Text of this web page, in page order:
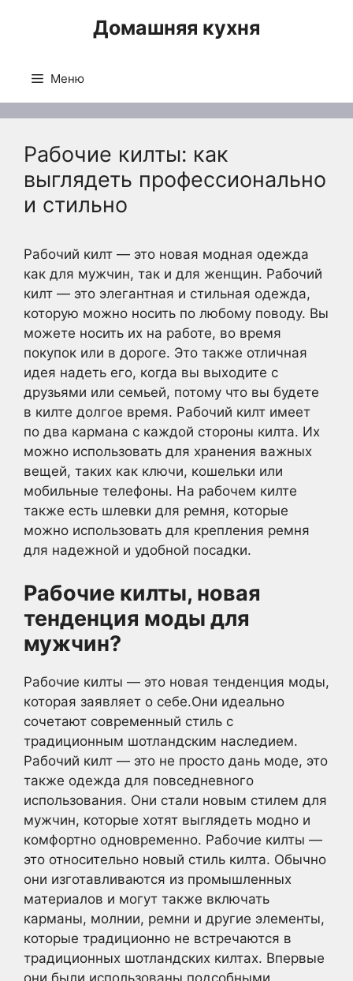
Домашняя кухня
Меню
Рабочие килты: как
выглядеть профессионально
и стильно
Рабочий килт — это новая модная одежда
как для мужчин, так и для женщин. Рабочий
килт — это элегантная и стильная одежда,
которую можно носить по любому поводу. Вы
можете носить их на работе, во время
покупок или в дороге. Это также отличная
идея надеть его, когда вы выходите с
друзьями или семьей, потому что вы будете
в килте долгое время. Рабочий килт имеет
по два кармана с каждой стороны килта. Их
можно использовать для хранения важных
вещей, таких как ключи, кошельки или
мобильные телефоны. На рабочем килте
также есть шлевки для ремня, которые
можно использовать для крепления ремня
для надежной и удобной посадки.
Рабочие килты, новая
тенденция моды для
мужчин?
Рабочие килты — это новая тенденция моды,
которая заявляет о себе.Они идеально
сочетают современный стиль с
традиционным шотландским наследием.
Рабочий килт — это не просто дань моде, это
также одежда для повседневного
использования. Они стали новым стилем для
мужчин, которые хотят выглядеть модно и
комфортно одновременно. Рабочие килты —
это относительно новый стиль килта. Обычно
они изготавливаются из промышленных
материалов и могут также включать
карманы, молнии, ремни и другие элементы,
которые традиционно не встречаются в
традиционных шотландских килтах. Впервые
они были использованы подсобными